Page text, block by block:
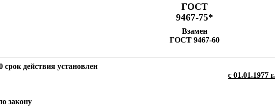
ГОСТ
9467-75*
Взамен
ГОСТ 9467-60
действия установлен
с 01.01.1977 г.
закону